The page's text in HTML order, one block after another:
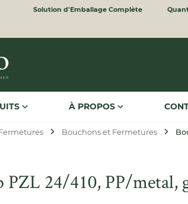
Solution d'Emballage Complète
À PROPOS
Bouchons et Fermetures
24/410, PP/metal,